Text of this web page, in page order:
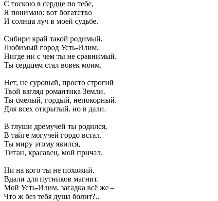
С тоскою в сердце по тебе,
Я понимаю: вот богатство
И солнца луч в моей судьбе.
Сибири край такой родимый,
Любимый город Усть-Илим.
Нигде ни с чем ты не сравнимый.
Ты сердцем стал вовек моим.
Нет, не суровый, просто строгий
Твой взгляд романтика Земли.
Ты смелый, гордый, непокорный.
Для всех открытый, но в дали.
В глуши дремучей ты родился,
В тайге могучей гордо встал.
Ты миру этому явился,
Титан, красавец, мой причал.
Ни на кого ты не похожий.
Вдали для путников магнит.
Мой Усть-Илим, загадка всё же –
Что ж без тебя душа болит?..